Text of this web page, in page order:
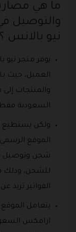
ما هي
والتوصيل
نيو بالانس ؟
يوفر متجر
العميل، حيث
والمنتجات إلى
السعودية فقط 30 ريال
ولكن يستطيع
الموقع الرسمي
شحن وتوصيل
للشحن، وذلك
الفواتير تزيد عن 199 ريال سعودي .
يتعامل
ارامكس